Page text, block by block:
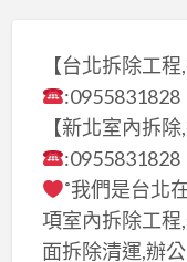
【台北拆除工
:0955831828
【新北室內拆
:0955831828
˚我們是台北
項室內拆除工
面拆除清運,辦